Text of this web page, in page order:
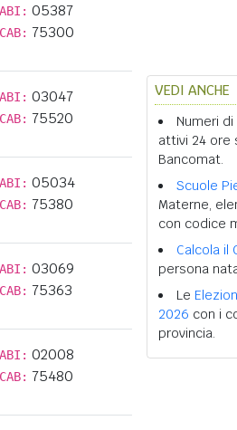
ABI: 05387
CAB: 75300
ABI: 03047
CAB: 75520
ABI: 05034
CAB: 75380
ABI: 03069
CAB: 75363
ABI: 02008
CAB: 75480
VEDI ANCHE
Numeri di
attivi 24 ore
Bancomat.
Scuole
Materne,
con codice
Calcola il
persona
Le
2026 con i
provincia.